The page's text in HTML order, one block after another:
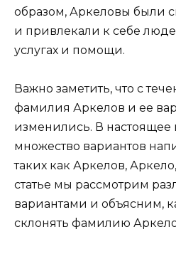
образом, Аркеловы были
и привлекали к себе
услугах и помощи.
Важно заметить, что с
фамилия Аркелов и ее
изменились. В настоящее
множество вариантов
таких как Аркелов,
статье мы рассмотрим
вариантами и объясним,
склонять фамилию